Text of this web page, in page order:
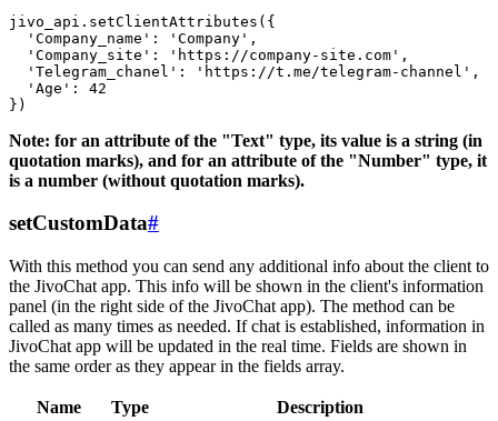
jivo_api.setClientAttributes({
  'Company_name': 'Company',
  'Company_site': 'https://company-site.com',
  'Telegram_chanel': 'https://t.me/telegram-channel',
  'Age': 42
Note: for an attribute of the "Text" type, its value is a string (in
quotation marks), and for an attribute of the "Number" type, it
is a number (without quotation marks).
setCustomData#
With this method you can send any additional info about the client to
the JivoChat app. This info will be shown in the client's information
panel (in the right side of the JivoChat app). The method can be
called as many times as needed. If chat is established, information in
JivoChat app will be updated in the real time. Fields are shown in
the same order as they appear in the fields array.
Name Type
Description